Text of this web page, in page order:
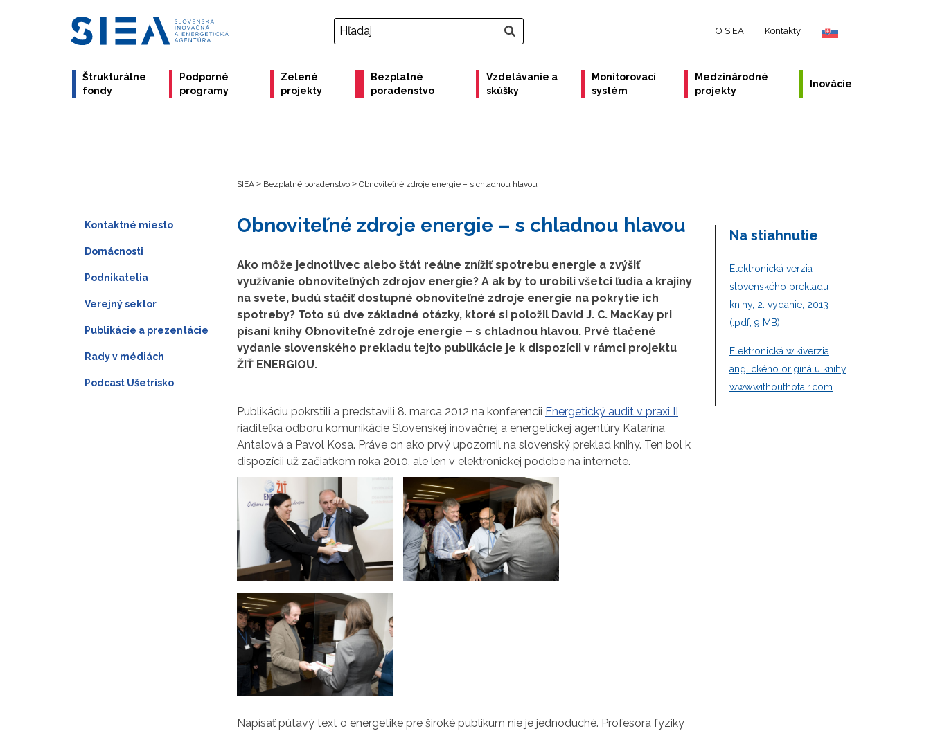
O SIEA Kontakty
Štrukturálne
fondy
Podporné
programy
Zelené
projekty
Bezplatné
poradenstvo
Vzdelávanie a
skúšky
Monitorovací
systém
Medzinárodné
projekty
Inovácie
SIEA > Bezplatné poradenstvo > Obnoviteľné zdroje energie – s chladnou hlavou
Obnoviteľné zdroje energie – s chladnou hlavou
Ako môže jednotlivec alebo štát reálne znížiť spotrebu energie a zvýšiť
využívanie obnoviteľných zdrojov energie? A ak by to urobili všetci ľudia a krajiny
na svete, budú stačiť dostupné obnoviteľné zdroje energie na pokrytie ich
spotreby? Toto sú dve základné otázky, ktoré si položil David J. C. MacKay pri
písaní knihy Obnoviteľné zdroje energie – s chladnou hlavou. Prvé tlačené
vydanie slovenského prekladu tejto publikácie je k dispozícii v rámci projektu
ŽIŤ ENERGIOU.
Publikáciu pokrstili a predstavili 8. marca 2012 na konferencii Energetický audit v praxi II
riaditeľka odboru komunikácie Slovenskej inovačnej a energetickej agentúry Katarína
Antalová a Pavol Kosa. Práve on ako prvý upozornil na slovenský preklad knihy. Ten bol k
dispozícii už začiatkom roka 2010, ale len v elektronickej podobe na internete.
Napísať pútavý text o energetike pre široké publikum nie je jednoduché. Profesora fyziky
Na stiahnutie
Elektronická verzia
slovenského prekladu
knihy, 2. vydanie, 2013
(.pdf, 9 MB)
Elektronická wikiverzia
anglického originálu knihy
www.withouthotair.com
Kontaktné miesto
Domácnosti
Podnikatelia
Verejný sektor
Publikácie a prezentácie
Rady v médiách
Podcast Ušetrisko